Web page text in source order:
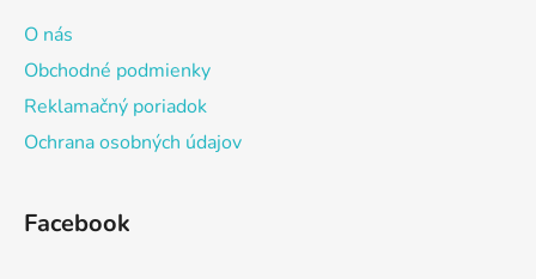
O nás
Obchodné podmienky
Reklamačný poriadok
Ochrana osobných údajov
Facebook